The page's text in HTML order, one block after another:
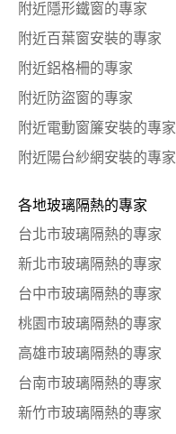
附近隱形鐵窗的專家
附近百葉窗安裝的專家
附近鋁格柵的專家
附近防盜窗的專家
附近電動窗簾安裝的專家
附近陽台紗網安裝的專家
各地玻璃隔熱的專家
台北市玻璃隔熱的專家
新北市玻璃隔熱的專家
台中市玻璃隔熱的專家
桃園市玻璃隔熱的專家
高雄市玻璃隔熱的專家
台南市玻璃隔熱的專家
新竹市玻璃隔熱的專家